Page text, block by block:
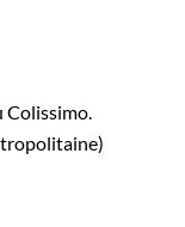
Colissimo.